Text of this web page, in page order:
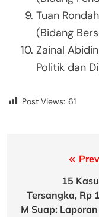
Tuan
(Bidang
Zainal
Politik dan
Post Views: 61
navigation
15
Tersangka, Rp
M Suap: